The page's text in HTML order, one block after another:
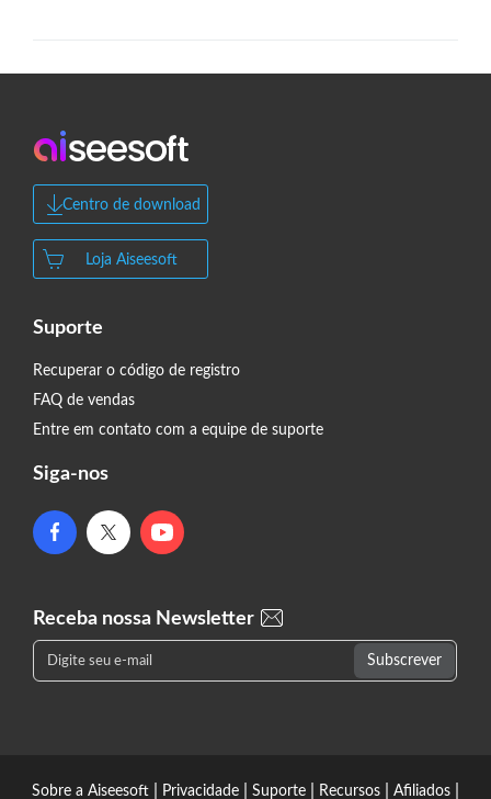
Centro de download
Loja Aiseesoft
Suporte
Recuperar o código de registro
FAQ de vendas
Entre em contato com a equipe de suporte
Siga-nos
Receba nossa Newsletter
Sobre a Aiseesoft Privacidade Suporte Recursos Afiliados